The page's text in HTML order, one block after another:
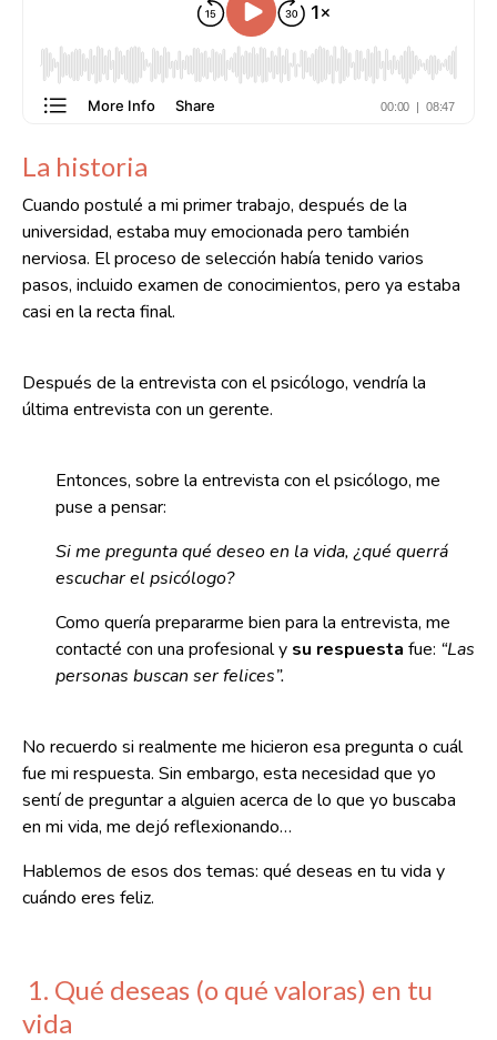
La historia
Cuando postulé a mi primer trabajo, después de la
universidad, estaba muy emocionada pero también
nerviosa. El proceso de selección había tenido varios
pasos, incluido examen de conocimientos, pero ya estaba
casi en la recta final.
Después de la entrevista con el psicólogo, vendría la
última entrevista con un gerente.
Entonces, sobre la entrevista con el psicólogo, me
puse a pensar:
Si me pregunta qué deseo en la vida, ¿qué querrá
escuchar el psicólogo?
Como quería prepararme bien para la entrevista, me
contacté con una profesional y su respuesta fue: “Las
personas buscan ser felices”.
No recuerdo si realmente me hicieron esa pregunta o cuál
fue mi respuesta. Sin embargo, esta necesidad que yo
sentí de preguntar a alguien acerca de lo que yo buscaba
en mi vida, me dejó reflexionando…
Hablemos de esos dos temas: qué deseas en tu vida y
cuándo eres feliz.
1. Qué deseas (o qué valoras) en tu
vida